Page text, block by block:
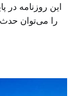
این روزنامه در
را می‌توان حدث